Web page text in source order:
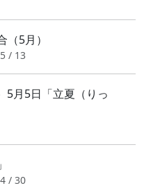
5月）
/ 13
月5日「立夏（りっ
/ 30